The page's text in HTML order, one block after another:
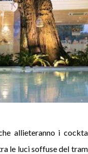
allieteranno i
le luci soffuse del